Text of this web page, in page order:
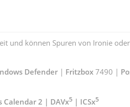
und können Spuren von Ironie
Defender| Fritzbox7490 |
Calendar 2 | DAVx5| ICSx5